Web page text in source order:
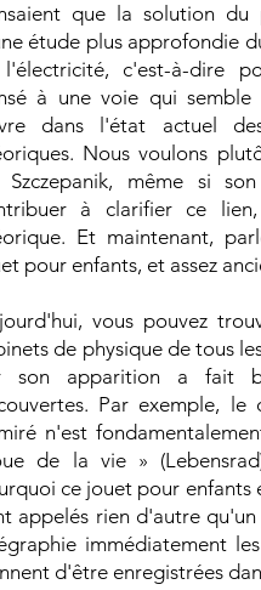
que la solution du
étude plus approfondie
c'est-à-dire
à une voie qui semble
dans l'état actuel
Nous voulons
Szczepanik, même si
à clarifier ce
Et maintenant,
pour enfants, et assez
vous pouvez
de physique de tous
son apparition a fait
Par exemple, le
n'est
de la vie »
ce jouet pour enfants
appelés rien d'autre
immédiatement
d'être enregistrées